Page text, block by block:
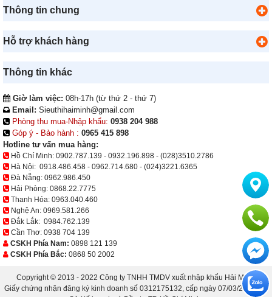
Thông tin chung
Hỗ trợ khách hàng
Thông tin khác
Giờ làm việc: 08h-17h (từ thứ 2 - thứ 7)
Email: Sieuthihaiminh@gmail.com
Phòng thu mua-Nhập khẩu: 0938 204 988
Góp ý - Bảo hành : 0965 415 898
Hotline tư vấn mua hàng:
Hồ Chí Minh: 0902.787.139 - 0932.196.898 - (028)3510.2786
Hà Nội: 0918.486.458 - 0962.714.680 - (024)3221.6365
Đà Nẵng: 0962.986.450
Hải Phòng: 0868.22.7775
Thanh Hóa: 0963.040.460
Nghệ An: 0969.581.266
Đắk Lắk: 0984.762.139
Cần Thơ: 0938 704 139
CSKH Phía Nam: 0898 121 139
CSKH Phía Bắc: 0868 50 2002
Copyright © 2013 - 2022 Công ty TNHH TMDV xuất nhập khẩu Hải Minh.
Giấy chứng nhận đăng ký kinh doanh số 0312175132, cấp ngày 07/03/2013 bởi